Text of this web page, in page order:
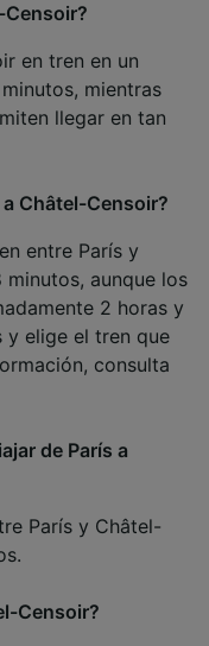
Censoir?
en tren en un
mientras
llegar en tan
Châtel-Censoir?
entre París y
aunque los
2 horas y
y elige el tren que
consulta
de París a
París y Châtel-
Censoir?